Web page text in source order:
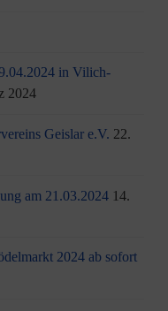
in Vilich-
2024
Geislar e.V. 22.
am 21.03.2024 14.
2024 ab sofort